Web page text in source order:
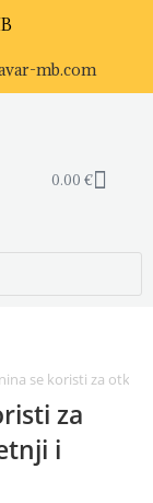
mb.com
0.00€
se koristi za
za
i